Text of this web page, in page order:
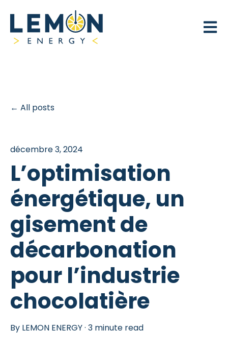
Open
All posts
décembre 3, 2024
L’optimisation
énergétique, un
gisement de
décarbonation
pour l’industrie
chocolatière
By LEMON ENERGY· 3 minute read